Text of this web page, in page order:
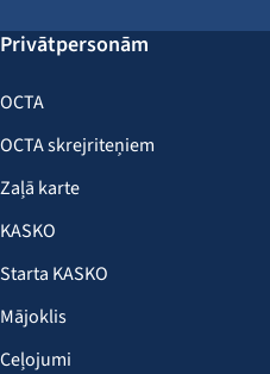
Privātpersonām
OCTA
OCTA skrejriteņiem
Zaļā karte
KASKO
Starta KASKO
Mājoklis
Ceļojumi